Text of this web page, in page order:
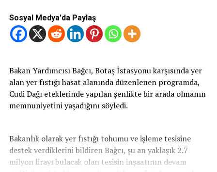
Sosyal Medya'da Paylaş
Bakan Yardımcısı Bağcı, Botaş İstasyonu karşısında yer
alan yer fıstığı hasat alanında düzenlenen programda,
Cudi Dağı eteklerinde yapılan şenlikte bir arada olmanın
memnuniyetini yaşadığını söyledi.
Bakanlık olarak yer fıstığı tohumu ve işleme tesisine
destek verdiklerini bildiren Bağcı, şu an yaklaşık 2.7
milyon lirayı bulacak olan tesisin inşaatının devam